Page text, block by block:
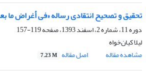
تحقیق و تصحیح انتقادی رساله «فی أغراض ما
دوره 11، شماره 2، اسفند 1393، صفحه
119-157
لیلا کیان‌خواه
مشاهده مقاله
اصل مقاله 7.23 M